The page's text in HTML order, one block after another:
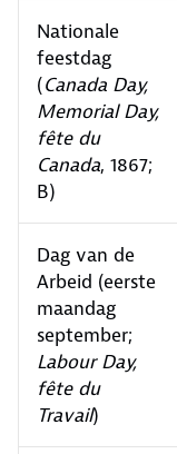
Nationale
feestdag
(Canada Day,
Memorial Day,
fête du
Canada, 1867;
B)
Dag van de
Arbeid (eerste
maandag
september;
Labour Day,
fête du
Travail)